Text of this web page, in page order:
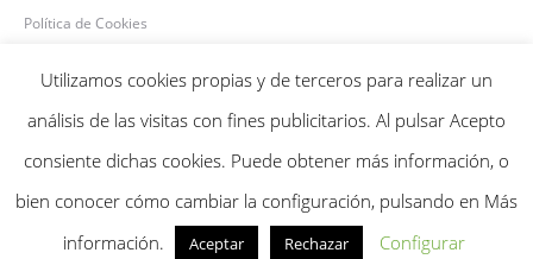
Política de Cookies
Bensiflor © 2020
F
I
n
Utilizamos cookies propias y de terceros para realizar un
análisis de las visitas con fines publicitarios. Al pulsar Acepto
consiente dichas cookies. Puede obtener más información, o
bien conocer cómo cambiar la configuración, pulsando en Más
información.
Aceptar Rechazar Configurar